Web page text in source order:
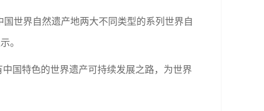
世界自然遗产地两大不同类型的系列世界自
。
国特色的世界遗产可持续发展之路，为世界